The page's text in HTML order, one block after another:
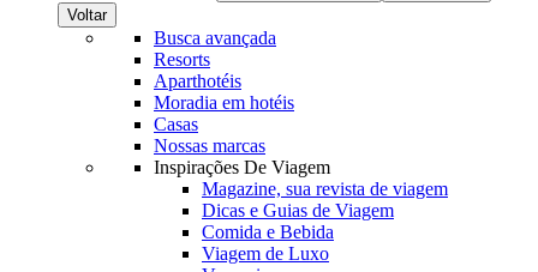
Voltar
Busca avançada
Resorts
Aparthotéis
Moradia em hotéis
Casas
Nossas marcas
Inspirações De Viagem
Magazine, sua revista de viagem
Dicas e Guias de Viagem
Comida e Bebida
Viagem de Luxo